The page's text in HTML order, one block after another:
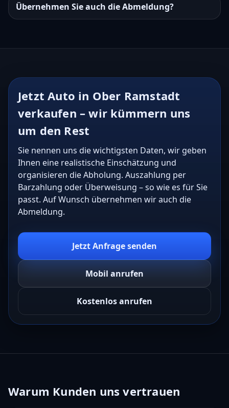
Übernehmen Sie auch die Abmeldung?
Jetzt Auto in Ober Ramstadt
verkaufen – wir kümmern uns
um den Rest
Sie nennen uns die wichtigsten Daten, wir geben
Ihnen eine realistische Einschätzung und
organisieren die Abholung. Auszahlung per
Barzahlung oder Überweisung – so wie es für Sie
passt. Auf Wunsch übernehmen wir auch die
Abmeldung.
Jetzt Anfrage senden
Mobil anrufen
Kostenlos anrufen
Warum Kunden uns vertrauen